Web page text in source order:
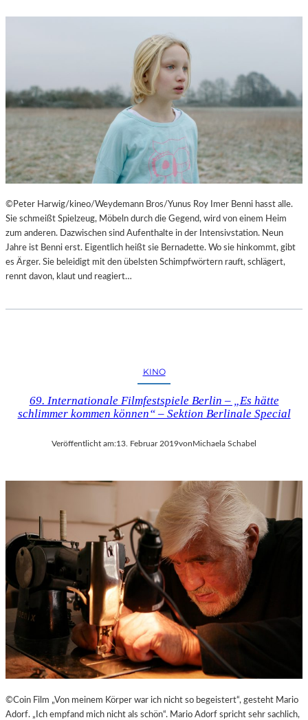
©Peter Harwig/kineo/Weydemann Bros/Yunus Roy Imer Benni hasst alle.
Sie schmeißt Spielzeug, Möbeln durch die Gegend, wird von einem Heim
zum anderen. Dazwischen sind Aufenthalte in der Intensivstation. Neun
Jahre ist Benni erst. Eigentlich heißt sie Bernadette. Wo sie hinkommt, gibt
es Ärger. Sie beleidigt mit den übelsten Schimpfwörtern rauft, schlägert,
rennt davon, klaut und reagiert…
KINO
69. Internationale Filmfestspiele Berlin – „Es hätte
schlimmer kommen können“ – Sektion Berlinale Special
Veröffentlicht am:13. Februar 2019von Michaela Schabel
©Coin Film „Von meinem Körper war ich nicht so begeistert“, gesteht Mario
Adorf. „Ich empfand mich nicht als schön“. Mario Adorf spricht sehr sachlich,